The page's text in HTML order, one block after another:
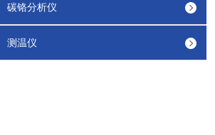
碳铬分析仪
测温仪